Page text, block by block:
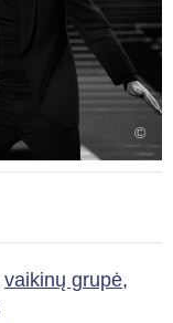
©
vaikinų grupė,